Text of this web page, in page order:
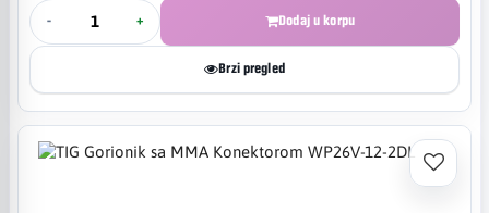
- + Dodaj u korpu
Brzi pregled